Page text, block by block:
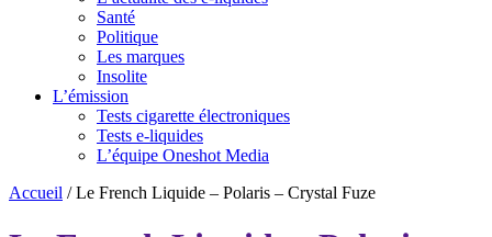
Santé
Politique
Les marques
Insolite
L’émission
Tests cigarette électroniques
Tests e-liquides
L’équipe Oneshot Media
Accueil /Le French Liquide – Polaris – Crystal Fuze